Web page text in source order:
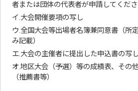
者または団体の代表者が申請してくださ
イ.大会開催要項の写し
ウ.全国大会等出場者名簿兼同意書（所
み記載）
エ.大会の主催者に提出した申込書の写
オ.地区大会（予選）等の成績表、その
（推薦書等）